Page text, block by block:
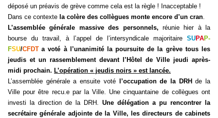
déposé un préavis de grève comme cela est la règle ! Inacceptable !
Dans ce contexte la colère des collègues monte encore d’un cran.
L’assemblée générale massive des personnels, réunie hier à la
bourse du travail, à l’appel de l’intersyndicale majoritaire SUPAP-
FSU/CFDT a voté à l’unanimité la poursuite de la grève tous les
jeudis et un rassemblement devant l’Hôtel de Ville jeudi après-
midi prochain. L’opération « jeudis noirs » est lancée.
L’assemblée générale a ensuite voté
l’occupation de la DRH de la
Ville pour être recu.e par la Ville. Une cinquantaine de collègues ont
investi la direction de la DRH. Une délégation a pu rencontrer la
secrétaire générale adjointe de la Ville, les directeurs de cabinets